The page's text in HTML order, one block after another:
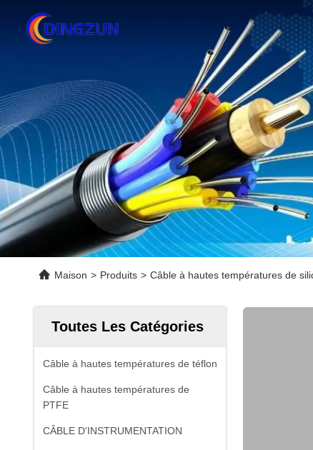
Maison > Produits > Câble à hautes températures de
Toutes Les Catégories
Câble à hautes températures de téflon
Câble à hautes températures de
PTFE
CÂBLE D'INSTRUMENTATION